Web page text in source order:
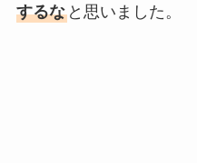
するなと思いました。